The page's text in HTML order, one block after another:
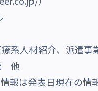
人材紹介、派遣事
他
報は発表日現在の